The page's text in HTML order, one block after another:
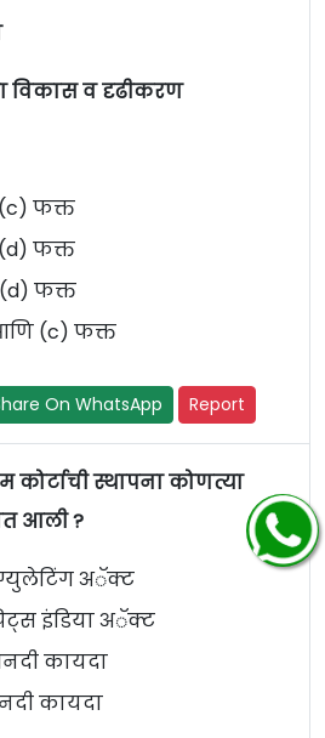
विकास व दृढीकरण
फक्त
फक्त
फक्त
(c) फक्त
On WhatsApp Report
स्थापना कोणत्या
आली ?
अॅक्ट
इंडिया अॅक्ट
कायदा
कायदा